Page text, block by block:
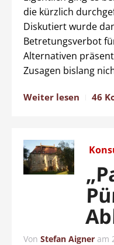
die kürzlich
Diskutiert wurde
Betretungsverbot
Alternativen
Zusagen bislang
Weiter lesen 46
Von Stefan Aigner am